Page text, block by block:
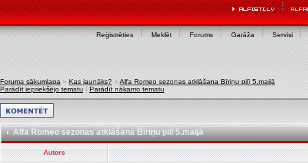
Reģistrēties Meklēt Forums Garāža Servisi
Foruma sākumlapa » Kas jaunāks? » Alfa Romeo sezonas atklāšana Bīriņu pilī 5.maijā
Parādīt iepriekšējo tematu | Parādīt nākamo tematu
Alfa Romeo sezonas atklāšana Bīriņu pilī 5.maijā
Autors